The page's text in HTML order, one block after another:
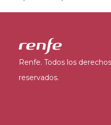
Renfe. Todos los derechos
reservados.